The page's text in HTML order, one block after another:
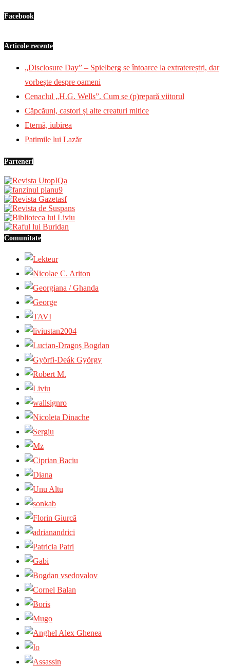
Facebook
Articole recente
„Disclosure Day” – Spielberg se întoarce la extratereștri, dar
vorbește despre oameni
Cenaclul „H.G. Wells”. Cum se (p)repară viitorul
Căpcăuni, castori și alte creaturi mitice
Eternă, iubirea
Patimile lui Lazăr
Parteneri
Comunitate